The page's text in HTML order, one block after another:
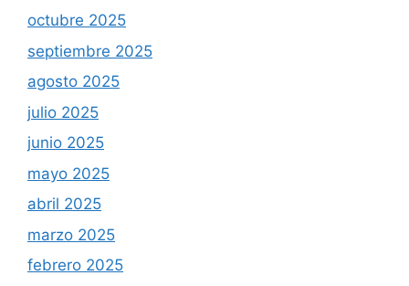
octubre 2025
septiembre 2025
agosto 2025
julio 2025
junio 2025
mayo 2025
abril 2025
marzo 2025
febrero 2025